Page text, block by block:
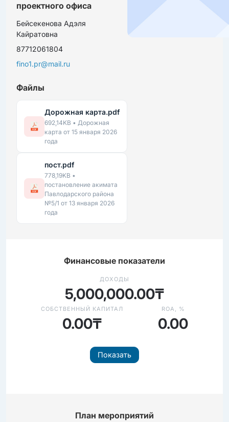
проектного офиса
Бейсекенова Адэля
Кайратовна
87712061804
fino1.pr@mail.ru
Файлы
Дорожная карта.pdf
692,14KB • Дорожная
карта от 15 января 2026
года
пост.pdf
778,19KB •
постановление акимата
Павлодарского района
№5/1 от 13 января 2026
года
Финансовые показатели
ДОХОДЫ
5,000,000.00₸
СОБСТВЕННЫЙ КАПИТАЛ
0.00₸
ROA, %
0.00
Показать
План мероприятий